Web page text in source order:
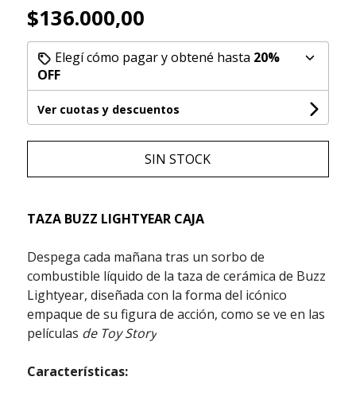
$136.000,00
Elegí cómo pagar y obtené hasta 20%
OFF
Ver cuotas y descuentos
SIN STOCK
TAZA BUZZ LIGHTYEAR CAJA
Despega cada mañana tras un sorbo de
combustible líquido de la taza de cerámica de Buzz
Lightyear, diseñada con la forma del icónico
empaque de su figura de acción, como se ve en las
películas de Toy Story
Características: